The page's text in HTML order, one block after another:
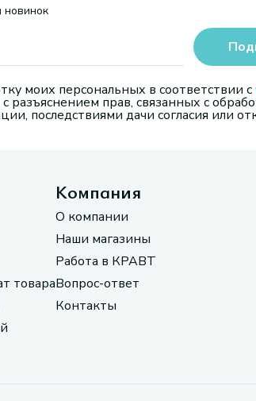
новинок
моих персональных в соответствии с
разъяснением прав, связанных с
последствиями дачи согласия или
товара
Компания
О компании
Наши магазины
Работа в КРАВТ
Вопрос-ответ
Контакты